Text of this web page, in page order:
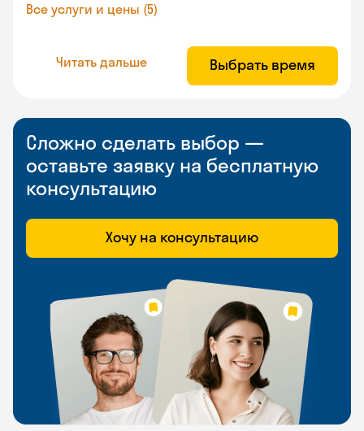
Все услуги и цены (5)
Читать дальше Выбрать время
Сложно сделать выбор —
оставьте заявку на бесплатную
консультацию
Хочу на консультацию